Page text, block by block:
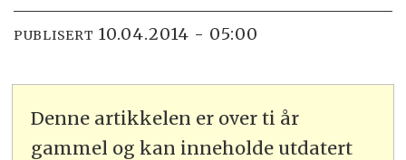
PUBLISERT 10.04.2014 - 05:00
Denne artikkelen er over ti år
gammel og kan inneholde utdatert